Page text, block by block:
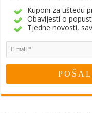
Kuponi za uštedu
Obavijesti o
Tjedne novosti,